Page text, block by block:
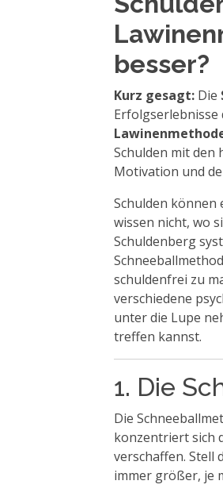
besser?
Kurz gesagt: Die
Erfolgserlebnisse
Schulden mit den
Motivation und
Schulden können
wissen nicht, wo
Schuldenberg
schuldenfrei zu
verschiedene
unter die Lupe
treffen kannst.
1. Die
Die
konzentriert sich
verschaffen. Stell
immer größer, je